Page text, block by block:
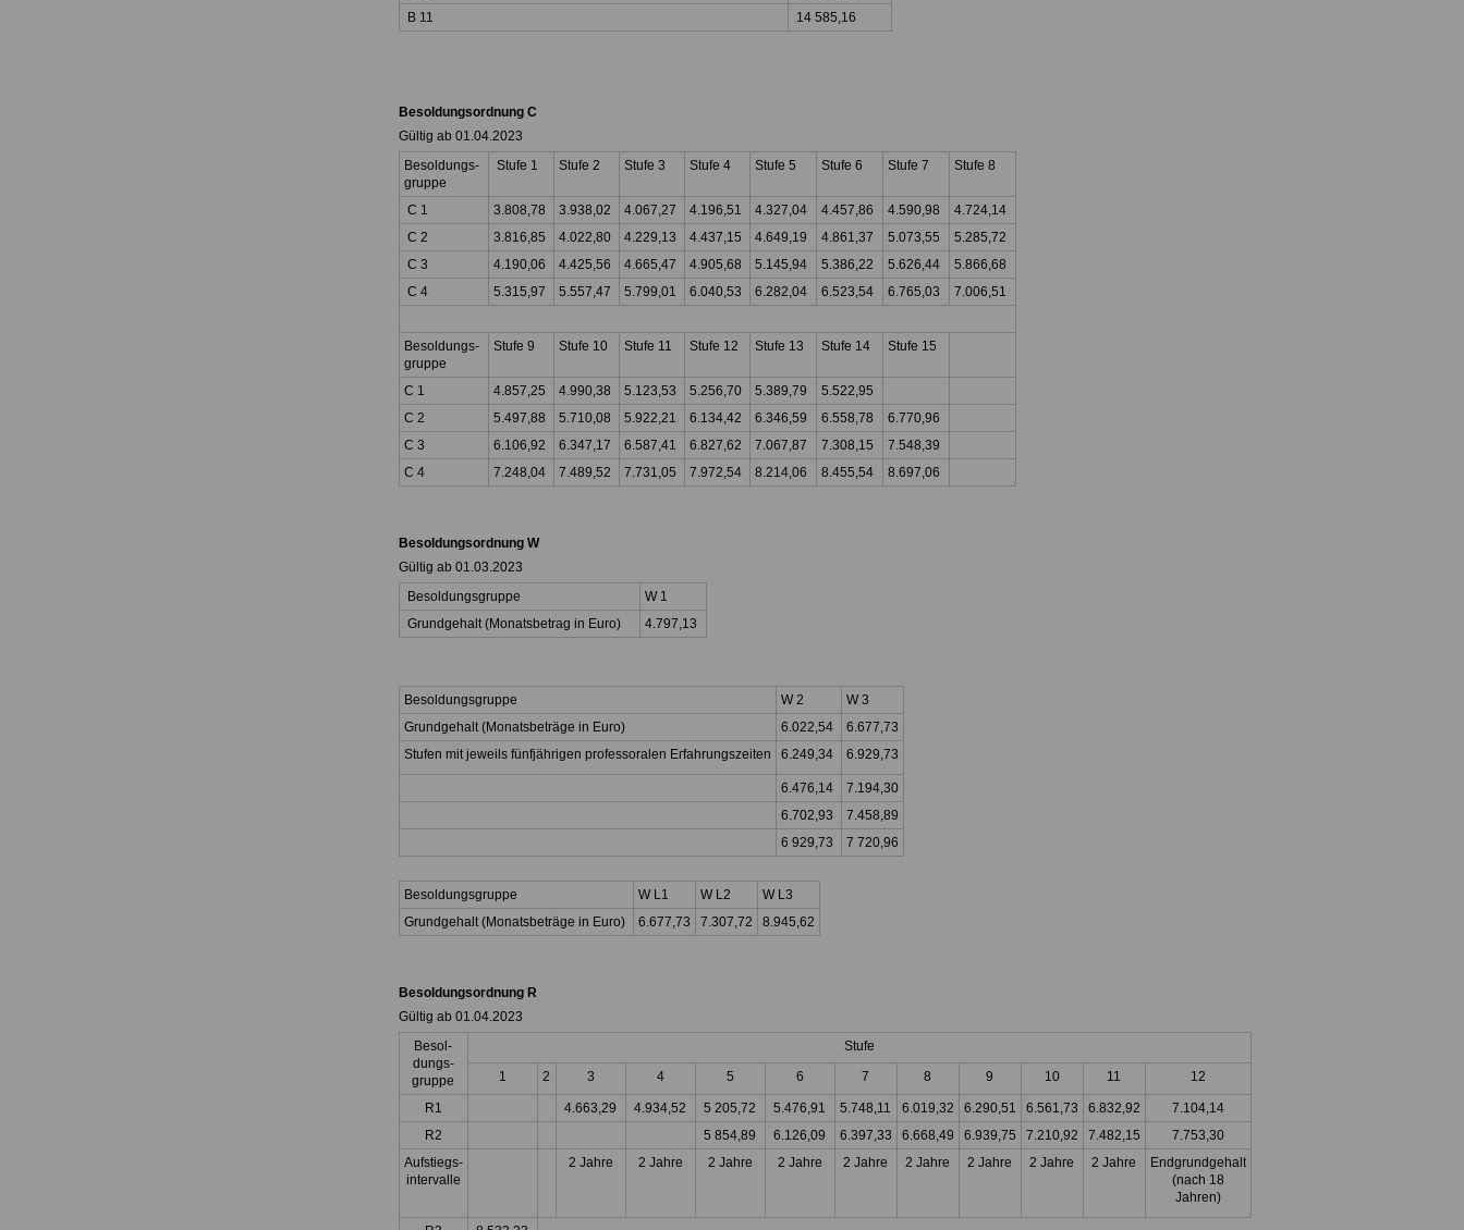
B 11
14 585,16
Besoldungsordnung C
Gültig ab 01.04.2023
Besoldungs-
gruppe
Stufe 1 Stufe 2 Stufe 3 Stufe 4 Stufe 5 Stufe 6 Stufe 7 Stufe 8
C 1 3.808,78 3.938,02 4.067,27 4.196,51 4.327,04 4.457,86 4.590,98
4.724,14
C 2
3.816,85 4.022,80 4.229,13 4.437,15 4.649,19 4.861,37 5.073,55
5.285,72
C 3
4.190,06 4.425,56 4.665,47 4.905,68 5.145,94 5.386,22 5.626,44
5.866,68
C 4
5.315,97 5.557,47 5.799,01 6.040,53 6.282,04 6.523,54 6.765,03 7.006,51
Besoldungs-
gruppe
Stufe 9 Stufe 10 Stufe 11 Stufe 12 Stufe 13 Stufe 14 Stufe 15
C 1 4.857,25 4.990,38 5.123,53 5.256,70 5.389,79
5.522,95
C 2
5.497,88 5.710,08 5.922,21 6.134,42 6.346,59 6.558,78
6.770,96
C 3
6.106,92 6.347,17 6.587,41 6.827,62 7.067,87 7.308,15
7.548,39
C 4
7.248,04 7.489,52 7.731,05 7.972,54 8.214,06 8.455,54 8.697,06
Besoldungsordnung W
Gültig ab 01.03.2023
Besoldungsgruppe
W 1
Grundgehalt (Monatsbetrag in Euro)
4.797,13
Besoldungsgruppe W 2
W 3
Grundgehalt (Monatsbeträge in Euro)
6.022,54
6.677,73
Stufen mit jeweils fünfjährigen professoralen Erfahrungszeiten
6.249,34 6.929,73
6.476,14
7.194,30
6.702,93
7.458,89
6 929,73
7 720,96
Besoldungsgruppe W L1 W L2
W L3
Grundgehalt (Monatsbeträge in Euro)
6.677,73 7.307,72 8.945,62
Besoldungsordnung R
Gültig ab 01.04.2023
Besol-
dungs-
gruppe
Stufe
1
2 3 4 5 6 7 8 9 10 11 12
R1 4.663,29 4.934,52 5 205,72 5.476,91 5.748,11 6.019,32 6.290,51 6.561,73 6.832,92
7.104,14
R2
5 854,89 6.126,09 6.397,33 6.668,49 6.939,75 7.210,92 7.482,15
7.753,30
Aufstiegs-
intervalle
2 Jahre 2 Jahre 2 Jahre 2 Jahre 2 Jahre 2 Jahre 2 Jahre 2 Jahre 2 Jahre
Endgrundgehalt
(nach 18
Jahren)